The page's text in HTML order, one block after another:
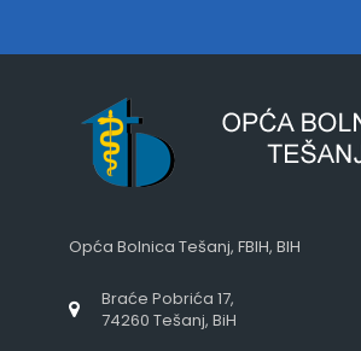
Opća Bolnica Tešanj, FBIH, BIH
Braće Pobrića 17,
74260 Tešanj, BiH